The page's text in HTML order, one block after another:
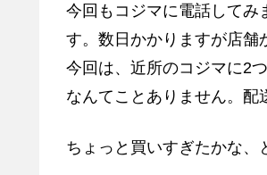
今回もコジマに電話してみ
す。数日かかりますが店舗
今回は、近所のコジマに2
なんてことありません。配
ちょっと買いすぎたかな、